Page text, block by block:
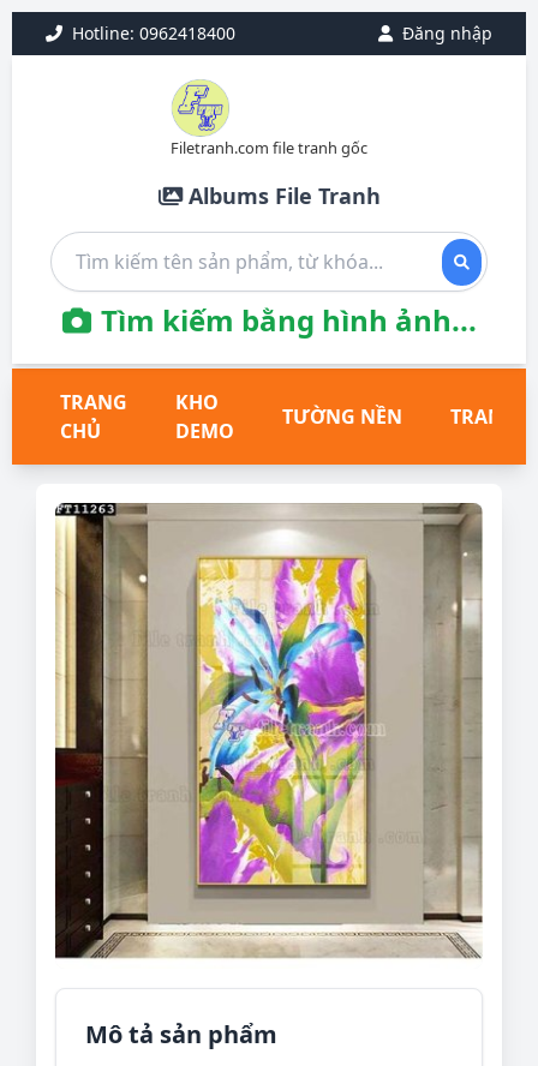
Hotline: 0962418400 Đăng nhập
Filetranh.com file tranh gốc
Albums File Tranh
Tìm kiếm bằng hình ảnh...
TRANG
CHỦ
KHO
DEMO
TƯỜNG NỀN TRANH
Mô tả sản phẩm